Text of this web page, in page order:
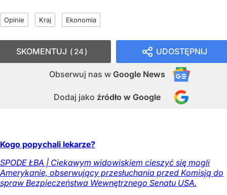
Opinie Kraj Ekonomia
UDOSTĘPNIJ
Obserwuj nas w Google News
Dodaj jako źródło w Google
SKOMENTUJ 24
Kogo popychali lekarze?
SPODE ŁBA | Ciekawym widowiskiem cieszyć się mogli
Amerykanie, obserwujący przesłuchania przed Komisją do
spraw Bezpieczeństwa Wewnętrznego Senatu USA.